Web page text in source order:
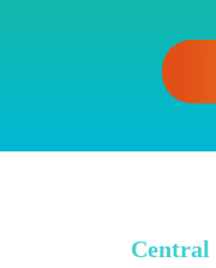
Central